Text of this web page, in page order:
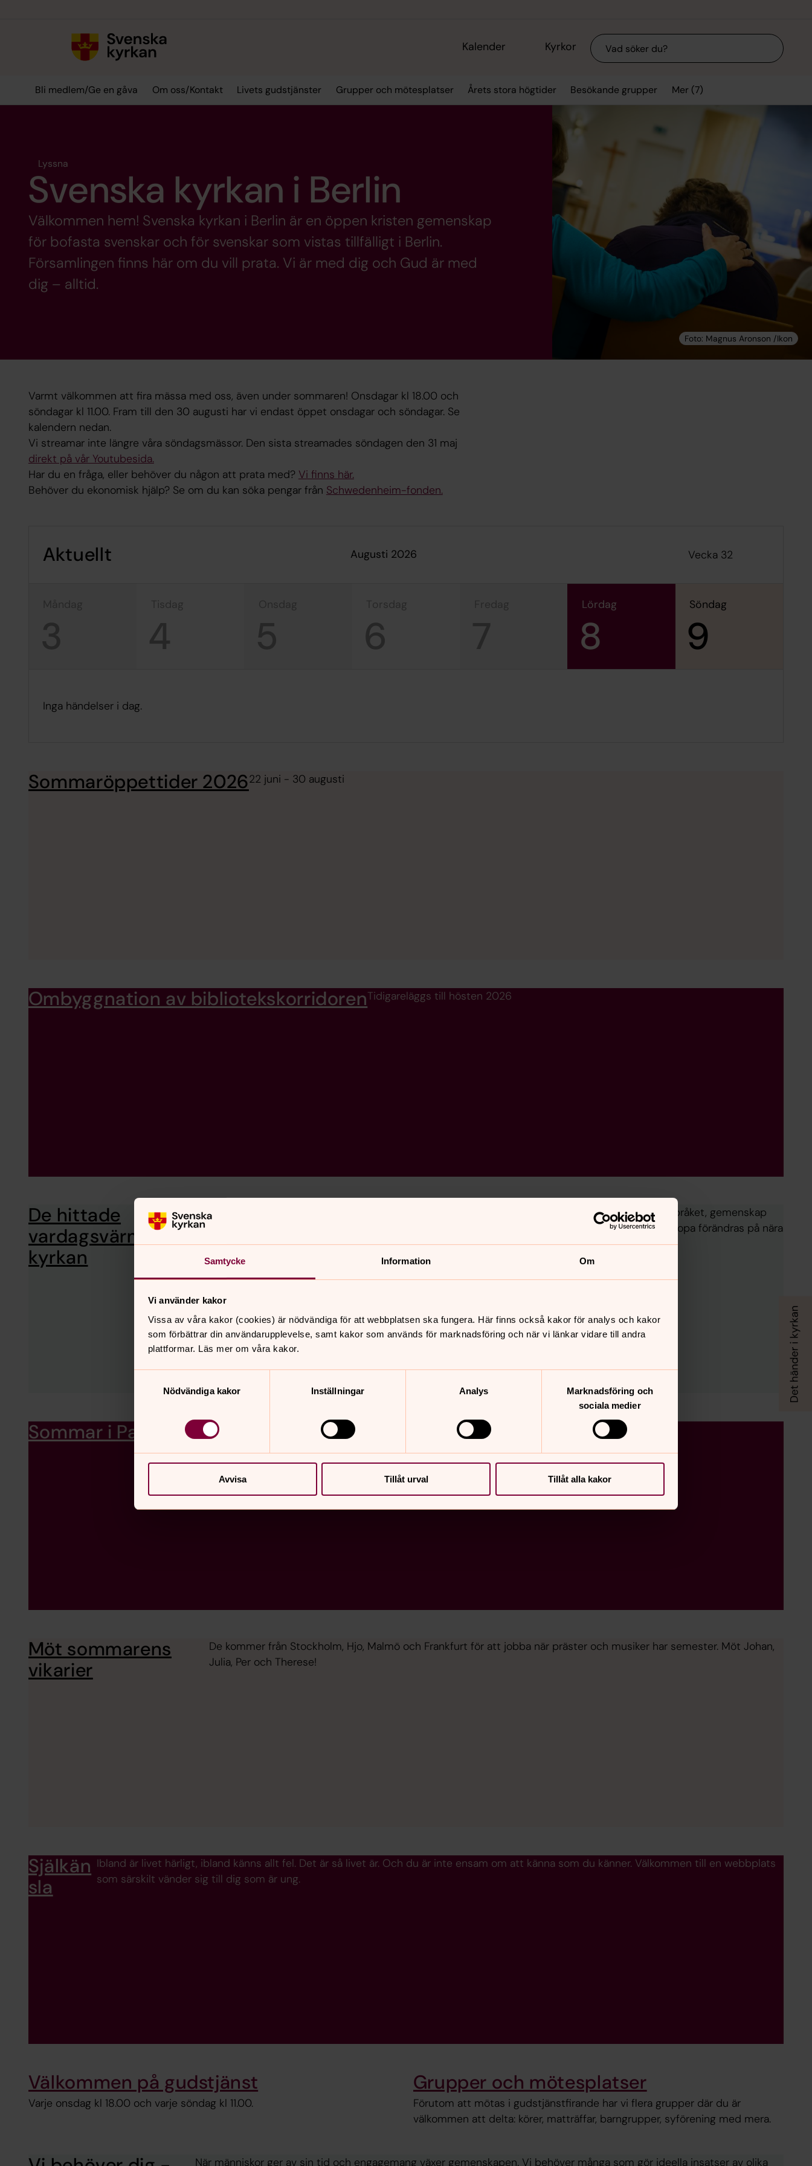
Samtycke Information Om
Vi använder kakor
Vissa av våra kakor (cookies) är nödvändiga för att webbplatsen ska fungera. Här finns också kakor för analys och kakor
som förbättrar din användarupplevelse, samt kakor som används för marknadsföring och när vi länkar vidare till andra
plattformar. Läs mer om våra kakor.
Nödvändiga kakor
Inställningar Analys
Marknadsföring och
sociala medier
Avvisa Tillåt urval Tillåt alla kakor
Kalender Kyrkor Sök
Bli medlem/Ge en gåva Om oss/Kontakt Livets gudstjänster Grupper och mötesplatser Årets stora högtider Besökande grupper Mer (7)
Lyssna
Svenska kyrkan i Berlin
Välkommen hem! Svenska kyrkan i Berlin är en öppen kristen gemenskap
för bofasta svenskar och för svenskar som vistas tillfälligt i Berlin.
Församlingen finns här om du vill prata. Vi är med dig och Gud är med
dig – alltid.
Varmt välkommen att fira mässa med oss, även under sommaren! Onsdagar kl 18.00 och
söndagar kl 11.00. Fram till den 30 augusti har vi endast öppet onsdagar och söndagar. Se
kalendern nedan.
Vi streamar inte längre våra söndagsmässor. Den sista streamades söndagen den 31 maj
direkt på vår Youtubesida.
Har du en fråga, eller behöver du någon att prata med? Vi finns här.
Behöver du ekonomisk hjälp? Se om du kan söka pengar från Schwedenheim-fonden.
Aktuellt augusti 2026 Vecka 32
tisdag
4
torsdag
6
lördag
8
söndag
9
Inga händelser i dag.
Sommaröppettider 202622 juni - 30 augusti
Ombyggnation av bibliotekskorridorenTidigareläggs till hösten 2026
De hittade
vardagsvärmen i
kyrkan
I ett främmande land kan Svenska kyrkan bli en trygg punkt för en vilsen svensk. Där finns det egna språket, gemenskap
och tillit. Möt musikalartisten Richard som hittat en annan vardag och 90-åriga Ann-Hild som sett Europa förändras på nära
håll.
Sommar i Parken Sommaraktiviteter för församlingen på fyra onsdagar i sommar!
Möt sommarens
vikarier
De kommer från Stockholm, Hjo, Malmö och Frankfurt för att jobba när präster och musiker har semester. Möt Johan,
Julia, Per och Therese!
Själkän
sla
Ibland är livet härligt, ibland känns allt fel. Det är så livet är. Och du är inte ensam om att känna som du känner. Välkommen till en webbplats
som särskilt vänder sig till dig som är ung.
Välkommen på gudstjänst
Varje onsdag kl 18.00 och varje söndag kl 11.00.
Grupper och mötesplatser
Förutom att mötas i gudstjänstfirande har vi flera grupper där du är
välkommen att delta: körer, matträffar, barngrupper, syförening med mera.
När människor ger av sin tid och engagemang växer gemenskapen. Vi behöver många som gör ideella insatser av olika